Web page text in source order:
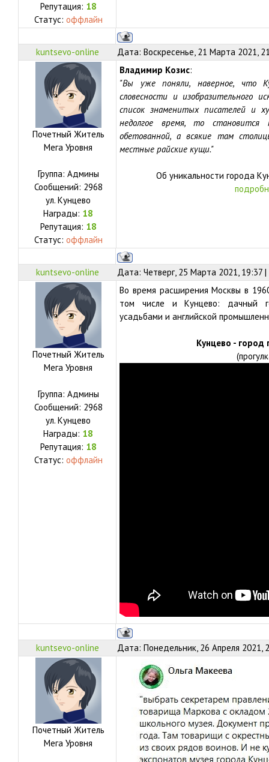
Репутация: 18
Статус: оффлайн
kuntsevo-online Дата: Воскресенье, 21 Марта 2021,
Почетный Житель
Мега Уровня
Группа: Админы
Сообщений: 2968
ул. Кунцево
Награды: 18
Репутация: 18
Статус: оффлайн
Владимир Козис:
"Вы уже поняли, наверное, что
словесности и изобразительного
список знаменитых писателей и
недолгое время, то
обетованной, а всякие там
местные райские кущи."
Об уникальности города
kuntsevo-online Дата: Четверг, 25 Марта 2021, 19:37
Почетный Житель
Мега Уровня
Группа: Админы
Сообщений: 2968
ул. Кунцево
Награды: 18
Репутация: 18
Статус: оффлайн
Во время расширения Москвы в
том числе и Кунцево: дачный
усадьбами и английской
Кунцево -
kuntsevo-online Дата: Понедельник, 26 Апреля 2021,
Почетный Житель
Мега Уровня